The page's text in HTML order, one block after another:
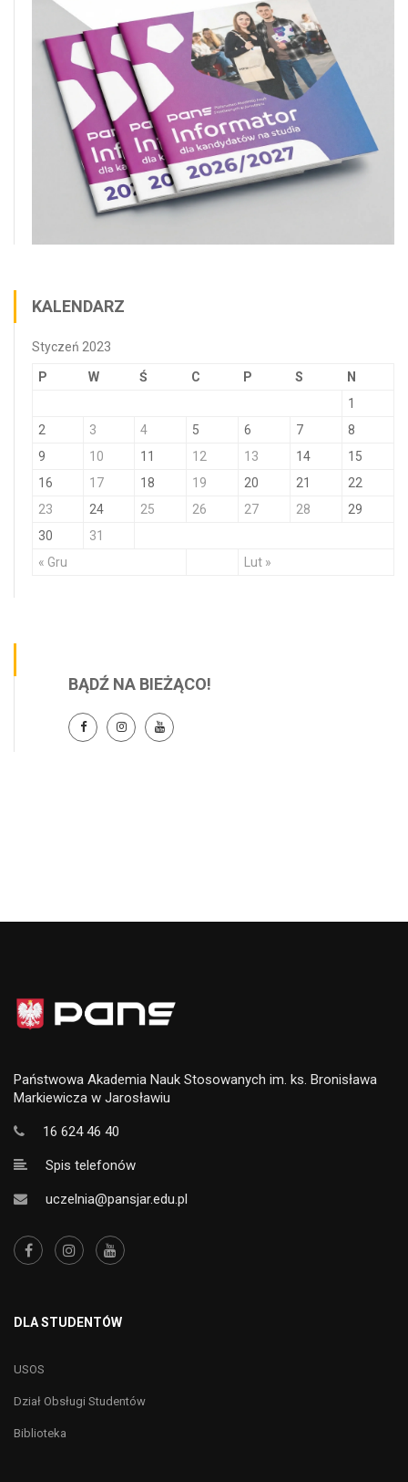
KALENDARZ
Styczeń 2023
P W Ś C P S N
« Gru Lut »
1
2
3 4 5 6 7
8
9
10 11 12 13 14
15
16
17 18 19 20 21
22
23
24 25 26 27 28
29
30
31
BĄDŹ NA BIEŻĄCO!
Państwowa Akademia Nauk Stosowanych im. ks. Bronisława
Markiewicza w Jarosławiu
16 624 46 40
Spis telefonów
uczelnia@pansjar.edu.pl
DLA STUDENTÓW
USOS
Dział Obsługi Studentów
Biblioteka